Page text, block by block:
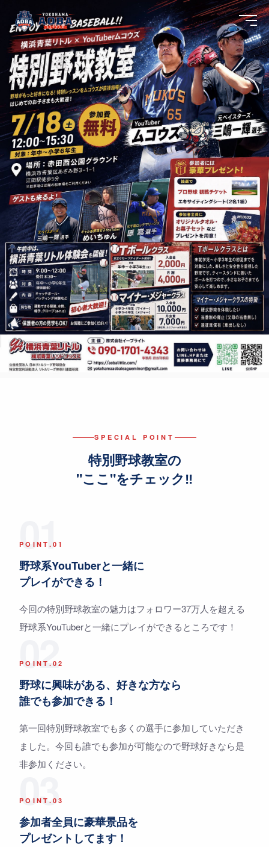
SPECIAL POINT
特別野球教室の
"ここ"をチェック‼
01
POINT.01
野球系YouTuberと一緒に
プレイができる！
今回の特別野球教室の魅力はフォロワー37万人を超える
野球系YouTuberと一緒にプレイができるところです！
02
POINT.02
野球に興味がある、好きな方なら
誰でも参加できる！
第一回特別野球教室でも多くの選手に参加していただき
ました。今回も誰でも参加が可能なので野球好きなら是
非参加ください。
03
POINT.03
参加者全員に豪華景品を
プレゼントしてます！